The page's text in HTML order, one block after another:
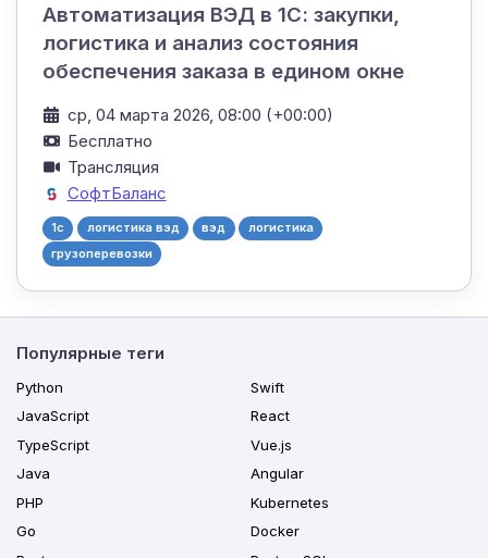
Автоматизация ВЭД в 1С: закупки,
логистика и анализ состояния
обеспечения заказа в едином окне
ср, 04 марта 2026, 08:00 (+00:00)
Бесплатно
Трансляция
СофтБаланс
1с логистика вэд вэд
логистика
грузоперевозки
Популярные теги
Python
JavaScript
TypeScript
Java
PHP
Go
Swift
React
Vue.js
Angular
Kubernetes
Docker